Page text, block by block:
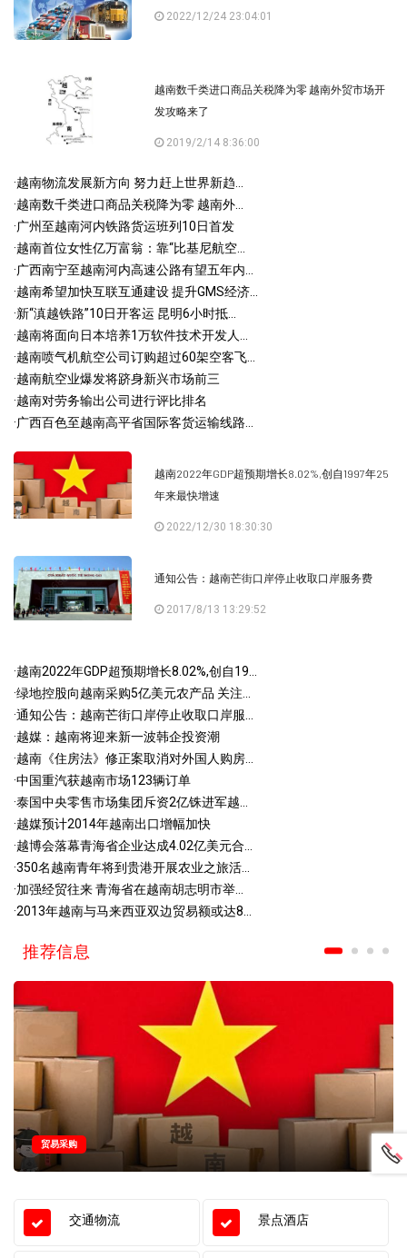
2022/12/24 23:04:01
越南数千类进口商品关税降为零 越南外贸市场开
发攻略来了
2019/2/14 8:36:00
·越南物流发展新方向 努力赶上世界新趋...
·越南数千类进口商品关税降为零 越南外...
·广州至越南河内铁路货运班列10日首发
·越南首位女性亿万富翁：靠“比基尼航空...
·广西南宁至越南河内高速公路有望五年内...
·越南希望加快互联互通建设 提升GMS经济...
·新“滇越铁路”10日开客运 昆明6小时抵...
·越南将面向日本培养1万软件技术开发人...
·越南喷气机航空公司订购超过60架空客飞...
·越南航空业爆发将跻身新兴市场前三
·越南对劳务输出公司进行评比排名
·广西百色至越南高平省国际客货运输线路...
越南2022年GDP超预期增长8.02%,创自1997年25
年来最快增速
2022/12/30 18:30:30
通知公告：越南芒街口岸停止收取口岸服务费
2017/8/13 13:29:52
·越南2022年GDP超预期增长8.02%,创自19...
·绿地控股向越南采购5亿美元农产品 关注...
·通知公告：越南芒街口岸停止收取口岸服...
·越媒：越南将迎来新一波韩企投资潮
·越南《住房法》修正案取消对外国人购房...
·中国重汽获越南市场123辆订单
·泰国中央零售市场集团斥资2亿铢进军越...
·越媒预计2014年越南出口增幅加快
·越博会落幕青海省企业达成4.02亿美元合...
·350名越南青年将到贵港开展农业之旅活...
·加强经贸往来 青海省在越南胡志明市举...
·2013年越南与马来西亚双边贸易额或达8...
推荐信息
贸易采购
交通物流 景点酒店